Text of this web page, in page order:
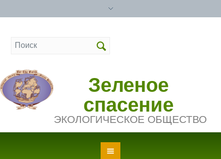
Зеленое
спасение
ЭКОЛОГИЧЕСКОЕ ОБЩЕСТВО